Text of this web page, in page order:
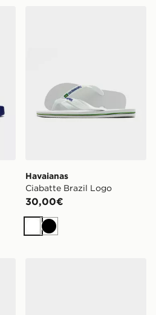
Havaianas
Ciabatte Brazil Logo
30,00€
Bianco
Nero